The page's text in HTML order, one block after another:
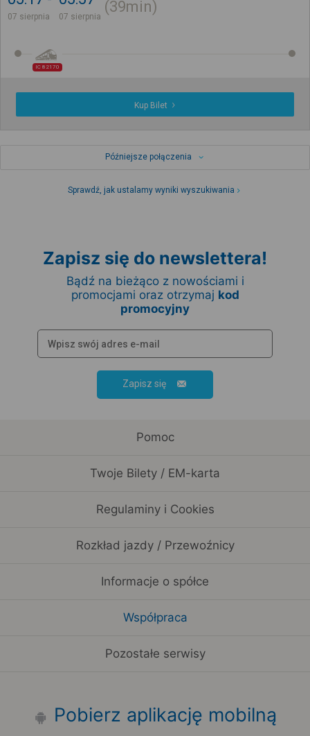
07 sierpnia 07 sierpnia
39min
IC 82170
Kup Bilet
Późniejsze połączenia
Sprawdź, jak ustalamy wyniki wyszukiwania
Zapisz się do newslettera!
Bądź na bieżąco z nowościami i
promocjami oraz otrzymaj kod
promocyjny
Zapisz się
Pomoc
Twoje Bilety / EM-karta
Regulaminy i Cookies
Rozkład jazdy / Przewoźnicy
Informacje o spółce
Współpraca
Pozostałe serwisy
Pobierz aplikację mobilną